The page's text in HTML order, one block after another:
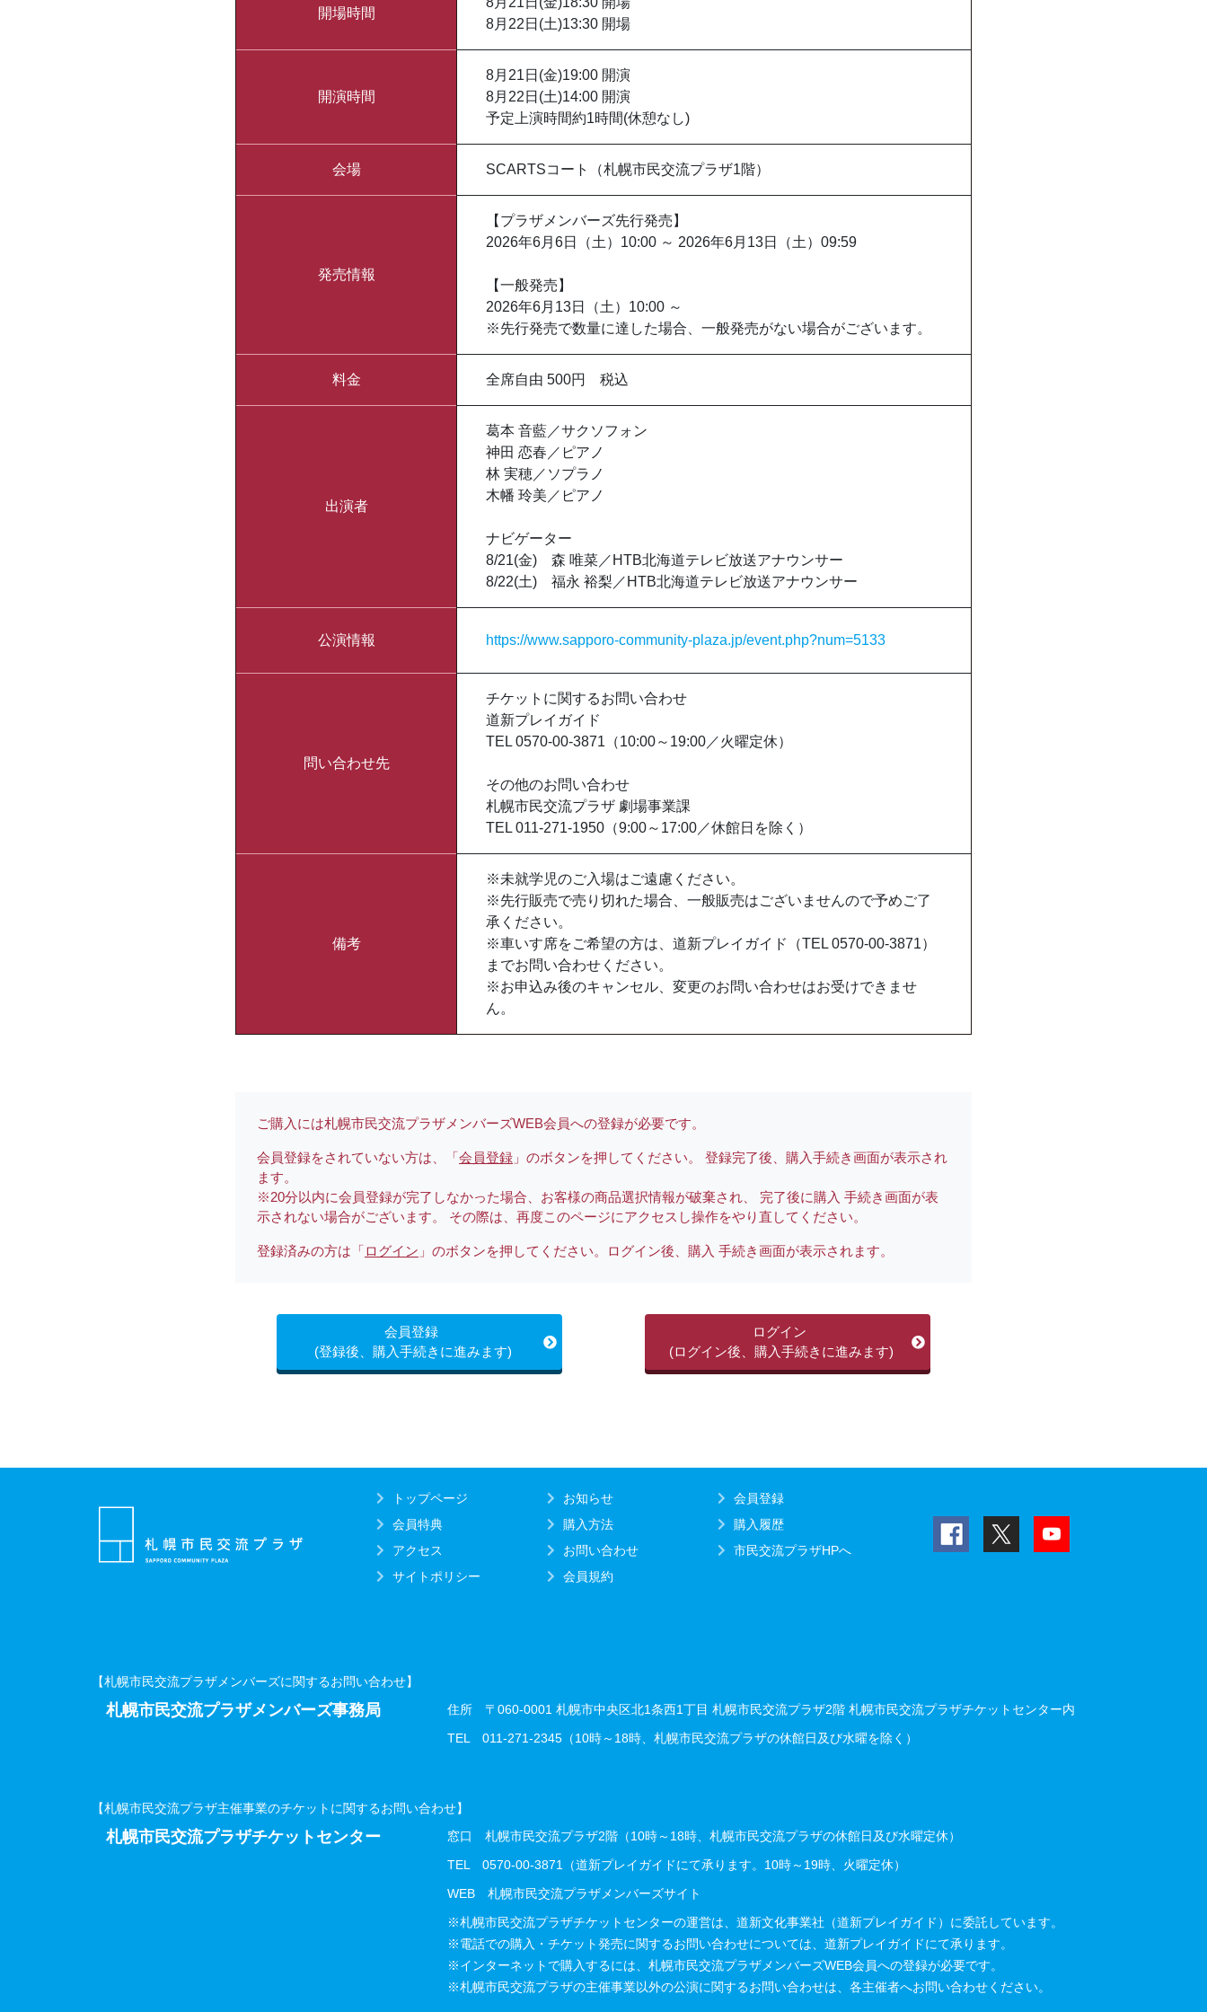
開場時間
8月22日(土)13:30 開場
開演時間
8月21日(金)19:00 開演
8月22日(土)14:00 開演
予定上演時間約1時間(休憩なし)
会場 SCARTSコート（札幌市民交流プラザ1階）
発売情報
【プラザメンバーズ先行発売】
2026年6月6日（土）10:00 ～ 2026年6月13日（土）09:59
【一般発売】
2026年6月13日（土）10:00 ～
※先行発売で数量に達した場合、一般発売がない場合がございます。
料金 全席自由 500円 税込
出演者
葛󠄀本 音藍／サクソフォン
神田 恋春／ピアノ
林 実穂／ソプラノ
木幡 玲美／ピアノ
ナビゲーター
8/21(金) 森 唯菜／HTB北海道テレビ放送アナウンサー
8/22(土) 福永 裕梨／HTB北海道テレビ放送アナウンサー
公演情報 https://www.sapporo-community-plaza.jp/event.php?num=5133
問い合わせ先
チケットに関するお問い合わせ
道新プレイガイド
TEL 0570-00-3871（10:00～19:00／火曜定休）
その他のお問い合わせ
札幌市民交流プラザ 劇場事業課
TEL 011-271-1950（9:00～17:00／休館日を除く）
備考
※未就学児のご入場はご遠慮ください。
※先行販売で売り切れた場合、一般販売はございませんので予めご了
承ください。
※車いす席をご希望の方は、道新プレイガイド（TEL 0570-00-3871）
までお問い合わせください。
※お申込み後のキャンセル、変更のお問い合わせはお受けできませ
ん。
ご購入には札幌市民交流プラザメンバーズWEB会員への登録が必要です。
会員登録をされていない方は、「会員登録 」のボタンを押してください。 登録完了後、購入手続き画面が表示され
ます。
※20分以内に会員登録が完了しなかった場合、お客様の商品選択情報が破棄され、 完了後に購入 手続き画面が表
示されない場合がございます。 その際は、再度このページにアクセスし操作をやり直してください。
登録済みの方は「ログイン 」のボタンを押してください。ログイン後、購入 手続き画面が表示されます。
会員登録
(登録後、購入手続きに進みます)
ログイン
(ログイン後、購入手続きに進みます)
トップページ お知らせ
会員登録
会員特典
購入方法
購入履歴
アクセス
お問い合わせ
市民交流プラザHPへ
サイトポリシー
会員規約
【札幌市民交流プラザメンバーズに関するお問い合わせ】
札幌市民交流プラザメンバーズ事務局 住所 〒060-0001 札幌市中央区北1条西1丁目 札幌市民交流プラザ2階 札幌市民交流プラザチケットセンター内
TEL 011-271-2345（10時～18時、札幌市民交流プラザの休館日及び水曜を除く）
【札幌市民交流プラザ主催事業のチケットに関するお問い合わせ】
札幌市民交流プラザチケットセンター 窓口 札幌市民交流プラザ2階（10時～18時、札幌市民交流プラザの休館日及び水曜定休）
TEL 0570-00-3871（道新プレイガイドにて承ります。10時～19時、火曜定休）
WEB 札幌市民交流プラザメンバーズサイト
※札幌市民交流プラザチケットセンターの運営は、道新文化事業社（道新プレイガイド）に委託しています。
※電話での購入・チケット発売に関するお問い合わせについては、道新プレイガイドにて承ります。
※インターネットで購入するには、札幌市民交流プラザメンバーズWEB会員への登録が必要です。
※札幌市民交流プラザの主催事業以外の公演に関するお問い合わせは、各主催者へお問い合わせください。